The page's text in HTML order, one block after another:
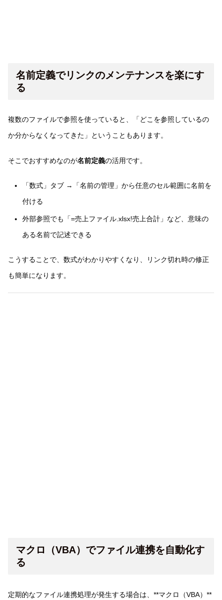
名前定義でリンクのメンテナンスを楽にす
る
複数のファイルで参照を使っていると、「どこを参照しているの
か分からなくなってきた」ということもあります。
そこでおすすめなのが名前定義の活用です。
「数式」タブ →「名前の管理」から任意のセル範囲に名前を
付ける
外部参照でも「=売上ファイル.xlsx!売上合計」など、意味の
ある名前で記述できる
こうすることで、数式がわかりやすくなり、リンク切れ時の修正
も簡単になります。
マクロ（VBA）でファイル連携を自動化す
る
定期的なファイル連携処理が発生する場合は、**マクロ（VBA）**